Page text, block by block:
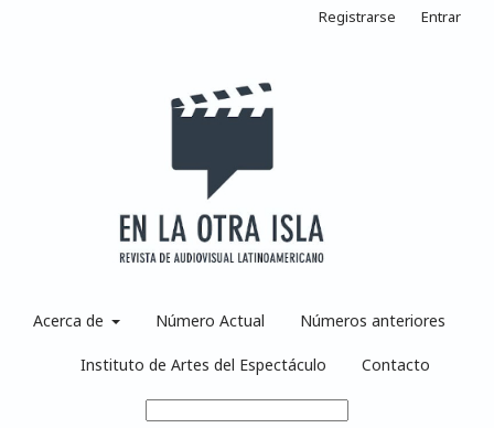
Acerca de Número Actual Números anteriores
Instituto de Artes del Espectáculo Contacto
Registrarse Entrar